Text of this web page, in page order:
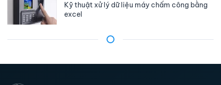
Kỹ thuật xử lý dữ liệu máy chấm công bằng
excel